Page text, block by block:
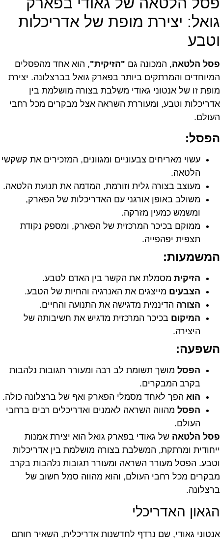
גואל: יצירת מופת של אדריכלות
וטבע
פסל הלטאה, המכונה גם "הזיקית", הוא אחד מהפסלים
המיוחדים והמרתקים ביותר בפארק גואל בברצלונה. יצירת
מופת זו של אנטוני גאודי משלבת בצורה מושלמת בין
אדריכלות וטבע, ומעוררת השראה אצל מבקרים מכל רחבי
העולם.
הפסל:
עשוי מאריחים צבעוניים ומגוונים, המזכירים את קשקשי
הלטאה.
מעוצב בצורה גלית וזורמת, המדמה את תנועת הלטאה.
משולב באופן אורגני עם האדריכלות של הפארק,
ומשמש כמעין מזרקה.
ממוקם בכיכר המרכזית של הפארק, ומספק נקודת
תצפית יפהפייה.
המשמעות:
הזיקית מסמלת את הקשר בין האדם לטבע.
הצבעים מייצגים את האנרגיה והחיות של הטבע.
הצורה הדינמית מדגישה את התנועה והחיים.
המיקום בכיכר המרכזית מדגיש את חשיבותה של
היצירה.
השפעה:
הפסל מושך תשומת לב רבה ומעורר תגובות נלהבות
בקרב המבקרים.
הוא הפך לאחד מסמלי הפארק ואף של ברצלונה כולה.
הפסל מהווה השראה לאמנים ואדריכלים רבים ברחבי
העולם.
פסל הלטאה של גאודי בפארק גואל הוא יצירת אמנות
ייחודית ומרתקת, המשלבת בצורה מושלמת בין אדריכלות
וטבע. הפסל מעורר השראה ומעורר תגובות נלהבות בקרב
מבקרים מכל רחבי העולם, והוא מהווה סמל חשוב של
ברצלונה.
הגאון האדריכלי
אנטוני גאודי, שם נרדף לחדשנות אדריכלית, השאיר חותם